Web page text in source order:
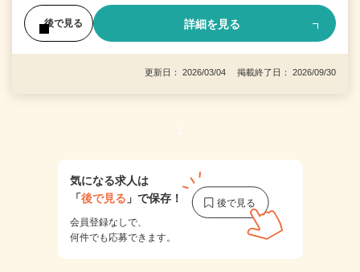
後で見る 詳細を見る
更新日： 2026/03/04 掲載終了日： 2026/09/30
1
気になる求人は
「後で見る 」で保存！
会員登録なしで、
何件でも応募できます。